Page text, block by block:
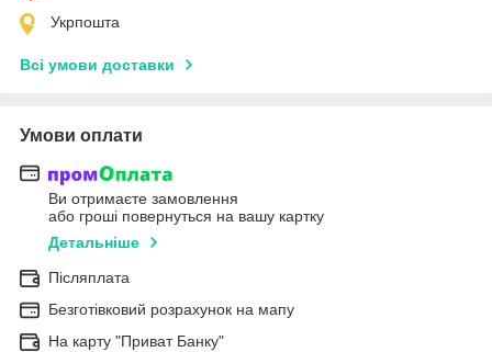
Укрпошта
Всі умови доставки
Умови оплати
Ви отримаєте замовлення
або гроші повернуться на вашу картку
Детальніше
Післяплата
Безготівковий розрахунок на мапу
На карту "Приват Банку"